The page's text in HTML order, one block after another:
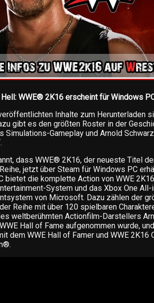
WWE® 2K16 erscheint für Windows
Inhalte zum Herunterladen
gibt es den größten Roster in der
Simulations-Gameplay und Arnold
dass WWE® 2K16, der neueste Titel
jetzt über Steam für Windows PC
bietet die komplette Action von WWE
System und das Xbox One All-
von Microsoft. Dazu zählen der
Reihe mit über 120 spielbaren
weltberühmten Actionfilm-Darstellers
Hall of Fame aufgenommen wurde,
dem WWE Hall of Famer und WWE 2K16